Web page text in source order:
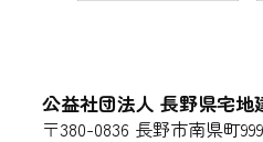
公益社団法人 長野県宅地
〒380-0836 長野市南県町